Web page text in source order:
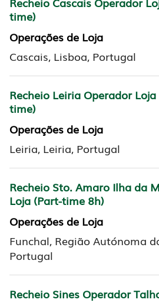
time)
Operações de Loja
Cascais, Lisboa, Portugal
Recheio Leiria Operador
time)
Operações de Loja
Leiria, Leiria, Portugal
Recheio Sto. Amaro Ilha da
Loja (Part-time 8h)
Operações de Loja
Funchal, Região Autónoma
Portugal
Recheio Sines Operador